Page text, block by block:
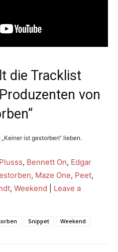
die Tracklist
von
ist gestorben“ lieben.
, Bennett On, Edgar
, Maze One, Peet,
, Weekend
Leave a
Snippet Weekend